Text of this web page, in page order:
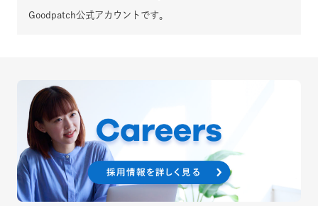
Goodpatch公式アカウントです。